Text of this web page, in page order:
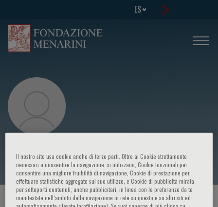
ES
Dimitar Efremov
HOME PAGE / CURSOS Y EVENTOS / ORADOR
Il nostro sito usa cookie anche di terze parti. Oltre ai Cookie strettamente
necessari a consentire la navigazione, si utilizzano, Cookie funzionali per
consentire una migliore fruibilità di navigazione, Cookie di prestazione per
effettuare statistiche aggregate sul suo utilizzo, e Cookie di pubblicità mirata
per sottoporti contenuti, anche pubblicitari, in linea con le preferenze da te
manifestate nell‘ambito della navigazione in rete su questo e su altri siti ed